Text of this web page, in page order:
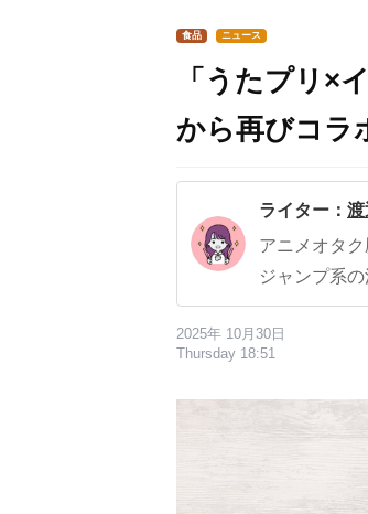
食品 ニュース
「うたプリ×
から再びコラ
ライター： 渡
アニメオタ
ジャンプ系
2025年 10月30日
Thursday 18:51